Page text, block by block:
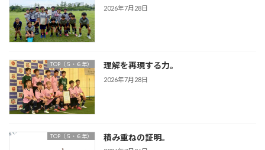
2026年7月28日
TOP（５・６年） 理解を再現する力。
2026年7月28日
TOP（５・６年） 積み重ねの証明。